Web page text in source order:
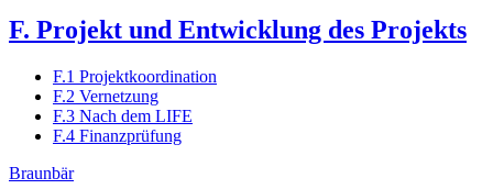
F. Projekt und Entwicklung des Projekts
F.1 Projektkoordination
F.2 Vernetzung
F.3 Nach dem LIFE
F.4 Finanzprüfung
Braunbär